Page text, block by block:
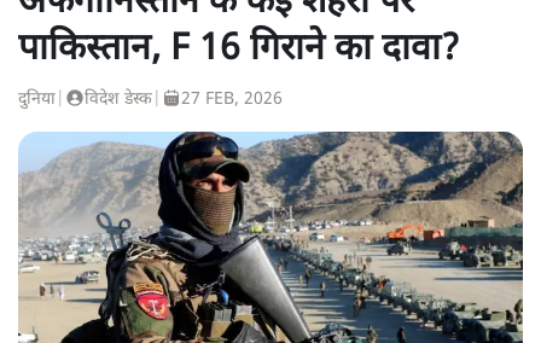
पाकिस्तान, F 16 गिराने का दावा?
दुनिया विदेश डेस्क 27 FEB, 2026